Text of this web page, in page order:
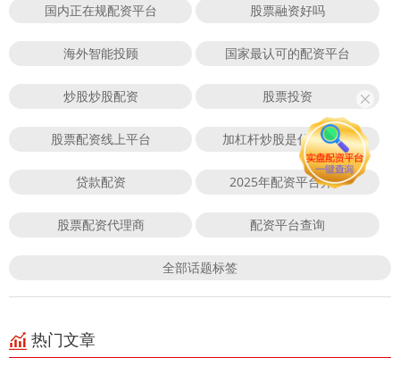
国内正在规配资平台 股票融资好吗
海外智能投顾 国家最认可的配资平台
炒股炒股配资 股票投资
股票配资线上平台 加杠杆炒股是什么意思?
贷款配资 2025年配资平台开户
股票配资代理商 配资平台查询
全部话题标签
热门文章